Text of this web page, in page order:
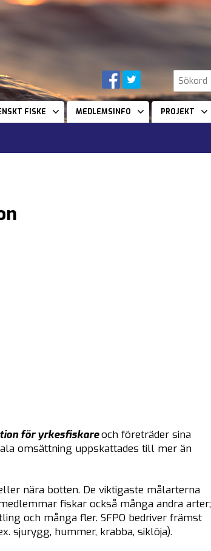
FISKE MEDLEMSINFO PROJEKT
för yrkesfiskareoch företräder sina
omsättning uppskattades till mer än
nära botten. De viktigaste målarterna
fiskar också många andra arter;
och många fler. SFPO bedriver främst
sjurygg, hummer, krabba, siklöja).